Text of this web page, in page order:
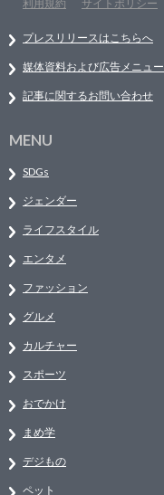
利用規約
サイトポリシー
プレスリリースはこちらへ
媒体資料および広告メニュー
記事に関するお問い合わせ
MENU
SDGs
ジェンダー
ライフスタイル
エンタメ
ファッション
グルメ
カルチャー
スポーツ
おでかけ
まめ学
デジもの
ペット